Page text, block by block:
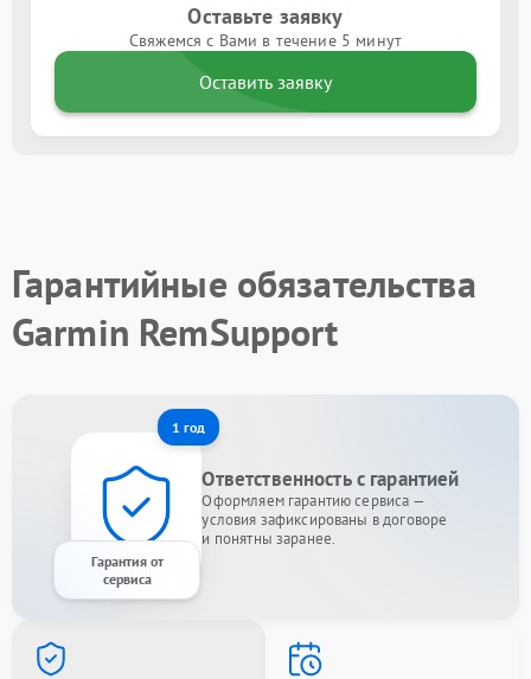
Оставьте заявку
Свяжемся с Вами в течение 5 минут
Оставить заявку
Гарантийные обязательства
Garmin RemSupport
1 год
Гарантия от
сервиса
Ответственность с гарантией
Оформляем гарантию сервиса —
условия зафиксированы в договоре
и понятны заранее.